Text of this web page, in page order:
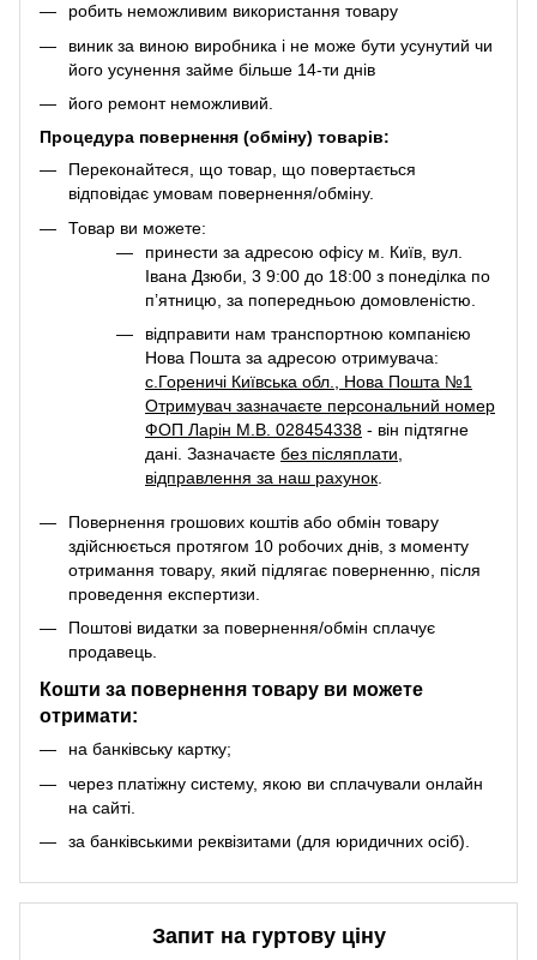
робить неможливим використання товару
виник за виною виробника і не може бути усунутий чи
його усунення займе більше 14-ти днів
його ремонт неможливий.
Процедура повернення (обміну) товарів:
Переконайтеся, що товар, що повертається
відповідає умовам повернення/обміну.
Товар ви можете:
принести за адресою офісу м. Київ, вул.
Івана Дзюби, 3 9:00 до 18:00 з понеділка по
п’ятницю, за попередньою домовленістю.
відправити нам транспортною компанією
Нова Пошта за адресою отримувача:
с.Гореничі Київська обл., Нова Пошта №1
Отримувач зазначаєте персональний номер
ФОП Ларін М.В. 028454338 - він підтягне
дані. Зазначаєте без післяплати,
відправлення за наш рахунок.
Повернення грошових коштів або обмін товару
здійснюється протягом 10 робочих днів, з моменту
отримання товару, який підлягає поверненню, після
проведення експертизи.
Поштові видатки за повернення/обмін сплачує
продавець.
Кошти за повернення товару ви можете
отримати:
на банківську картку;
через платіжну систему, якою ви сплачували онлайн
на сайті.
за банківськими реквізитами (для юридичних осіб).
Запит на гуртову ціну